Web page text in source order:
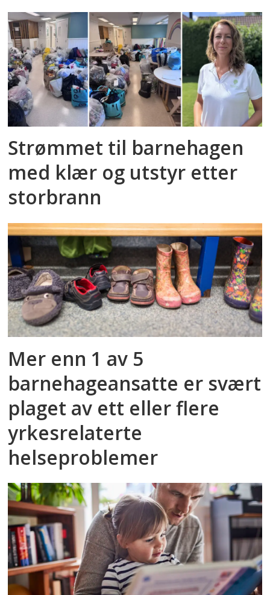
Strømmet til barnehagen
med klær og utstyr etter
storbrann
Mer enn 1 av 5
barnehageansatte er svært
plaget av ett eller flere
yrkesrelaterte
helseproblemer